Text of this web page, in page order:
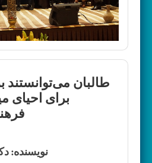
طالبان می‌توانستند
برای احیای
نویسنده: